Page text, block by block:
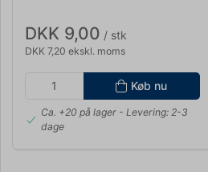
DKK 9,00 / stk
DKK 7,20 ekskl. moms
Køb nu
Ca. +20 på lager- Levering: 2-3
dage